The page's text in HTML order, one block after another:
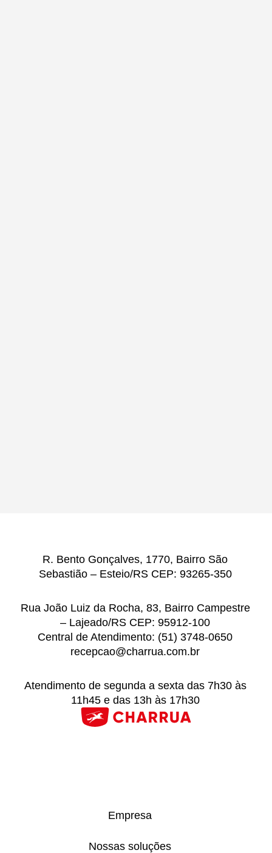
R. Bento Gonçalves, 1770, Bairro São
Sebastião – Esteio/RS CEP: 93265-350
Rua João Luiz da Rocha, 83, Bairro Campestre
– Lajeado/RS CEP: 95912-100
Central de Atendimento: (51) 3748-0650
recepcao@charrua.com.br
Atendimento de segunda a sexta das 7h30 às
11h45 e das 13h às 17h30
Empresa
Nossas soluções